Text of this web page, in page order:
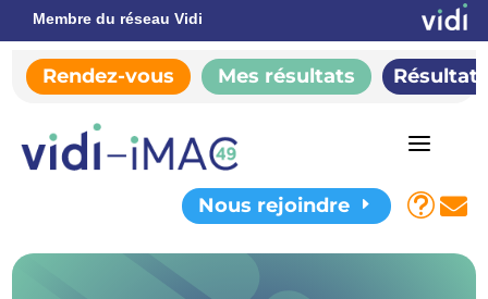
Membre du réseau Vidi
Rendez-vous Mes résultats
a
Nous rejoindre E t 